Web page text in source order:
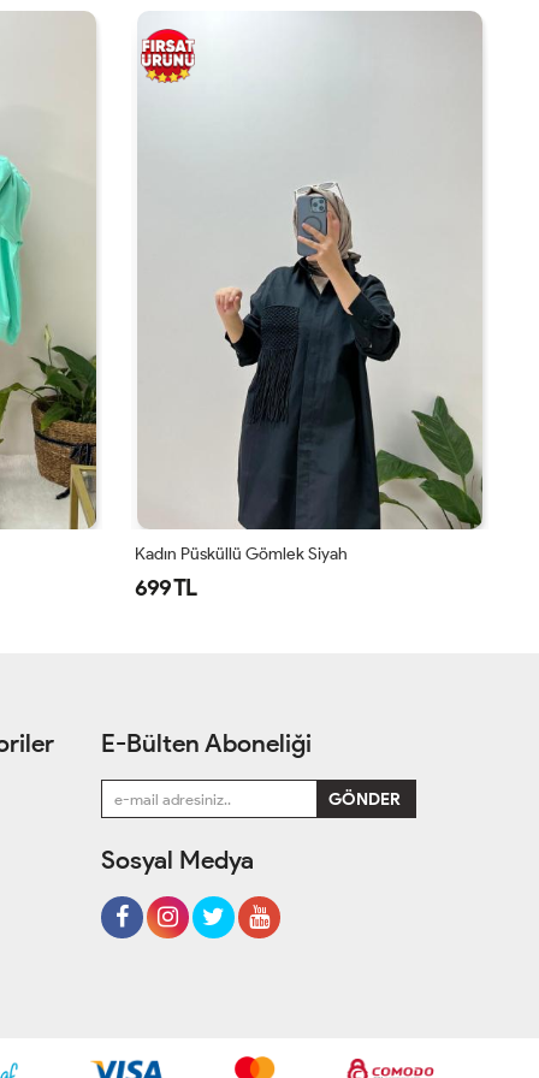
Kadın Pofuduk Babet Siyah
659 TL
E-Bülten Aboneliği
Sosyal Medya